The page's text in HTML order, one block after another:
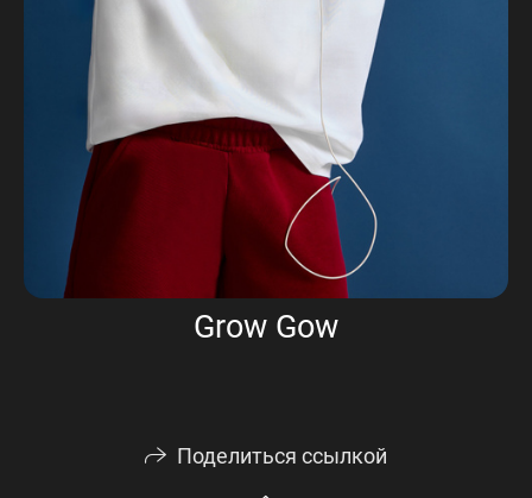
Grow Gow
Поделиться ссылкой